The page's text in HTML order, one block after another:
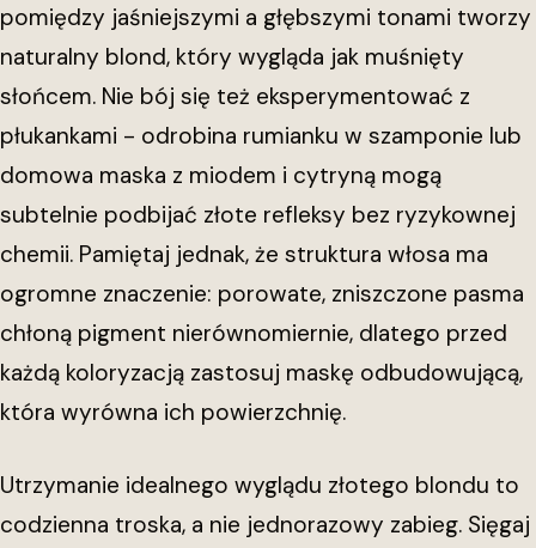
pomiędzy jaśniejszymi a głębszymi tonami tworzy
naturalny blond, który wygląda jak muśnięty
słońcem. Nie bój się też eksperymentować z
płukankami - odrobina rumianku w szamponie lub
domowa maska z miodem i cytryną mogą
subtelnie podbijać złote refleksy bez ryzykownej
chemii. Pamiętaj jednak, że struktura włosa ma
ogromne znaczenie: porowate, zniszczone pasma
chłoną pigment nierównomiernie, dlatego przed
każdą koloryzacją zastosuj maskę odbudowującą,
która wyrówna ich powierzchnię.
Utrzymanie idealnego wyglądu złotego blondu to
codzienna troska, a nie jednorazowy zabieg. Sięgaj